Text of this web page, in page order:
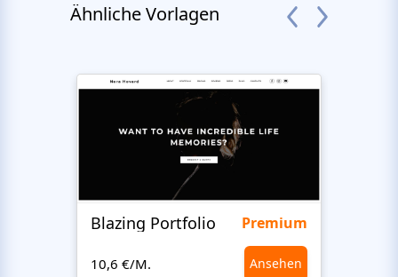
Ähnliche Vorlagen
Blazing Portfolio Premium
10,6 €/M. Ansehen